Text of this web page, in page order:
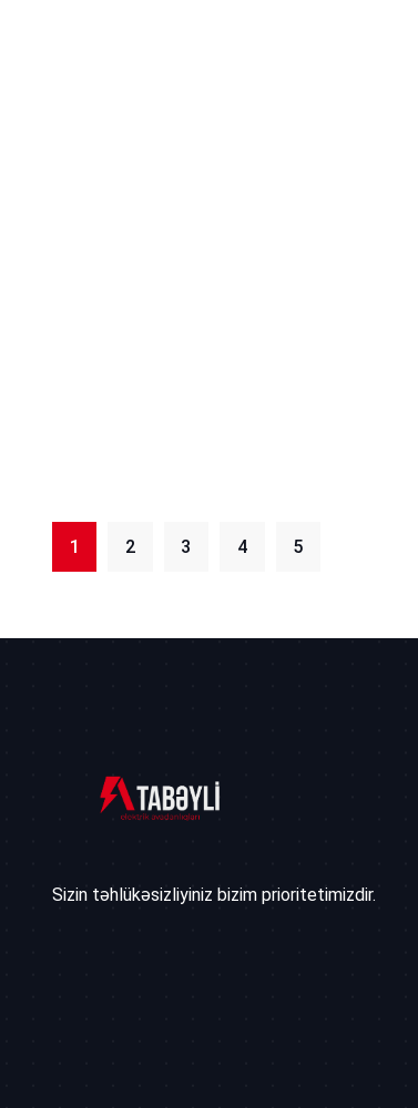
1 2 3 4 5
Sizin təhlükəsizliyiniz bizim prioritetimizdir.